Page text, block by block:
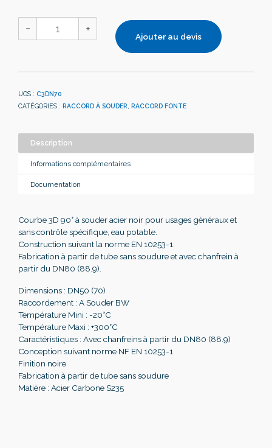
Ajouter au devis
UGS : C3DN70
CATÉGORIES : RACCORD À SOUDER, RACCORD FONTE
Description
Informations complémentaires
Documentation
Courbe 3D 90° à souder acier noir pour usages généraux et
sans contrôle spécifique, eau potable.
Construction suivant la norme EN 10253-1.
Fabrication à partir de tube sans soudure et avec chanfrein à
partir du DN80 (88.9).
Dimensions : DN50 (70)
Raccordement : A Souder BW
Température Mini : -20°C
Température Maxi : +300°C
Caractéristiques : Avec chanfreins à partir du DN80 (88.9)
Conception suivant norme NF EN 10253-1
Finition noire
Fabrication à partir de tube sans soudure
Matière : Acier Carbone S235